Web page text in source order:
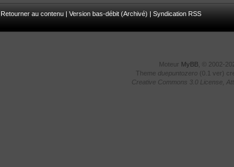
Retourner au contenu |Version bas-débit (Archivé) |Syndication RSS
Moteur MyBB, © 2002-
Theme duepuntozero (0.1 ver)
Creative Commons 3.0 License,